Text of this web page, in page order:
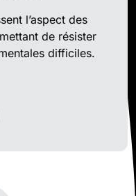
l’aspect des
de résister
difficiles.